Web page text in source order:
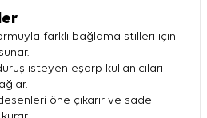
farklı bağlama stilleri için
isteyen eşarp kullanıcıları
öne çıkarır ve sade